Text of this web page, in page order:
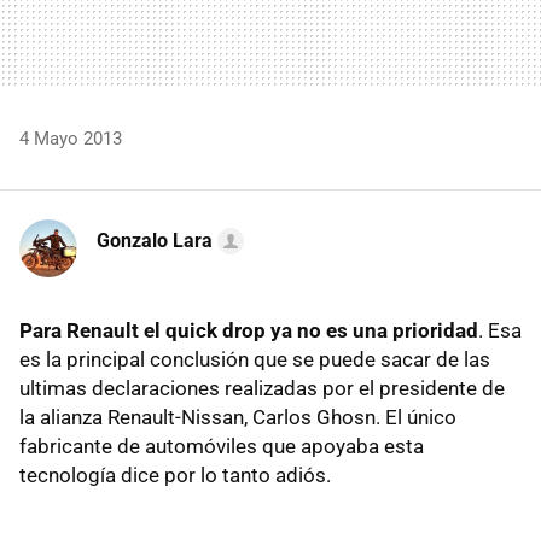
4 Mayo 2013
Gonzalo Lara
Para Renault el quick drop ya no es una prioridad. Esa
es la principal conclusión que se puede sacar de las
ultimas declaraciones realizadas por el presidente de
la alianza Renault-Nissan, Carlos Ghosn. El único
fabricante de automóviles que apoyaba esta
tecnología dice por lo tanto adiós.